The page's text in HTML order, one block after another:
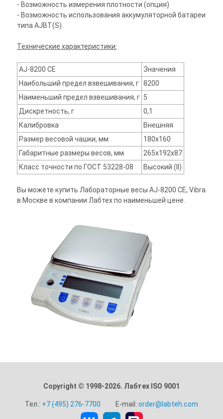
- Возможность измерения плотности (опция)
- Возможность использования аккумуляторной батареи
типа AJBT(S)
Технические характеристики:
AJ-8200 CE
Значения
Наибольший предел взвешивания, г 8200
Наименьший предел взвешивания, г 5
Дискретность, г
0,1
Калибровка
Внешняя
Размер весовой чашки, мм
180x160
Габаритные размеры весов, мм
265x192x87
Класс точности по ГОСТ 53228-08
Высокий (II)
Вы можете купить Лабораторные весы AJ-8200 CE, Vibra
в Москве в компании Лабтех по наименьшей цене.
Copyright © 1998-2026. Лабтех ISO 9001
Тел.: +7 (495) 276-7700 E-mail: order@labteh.com